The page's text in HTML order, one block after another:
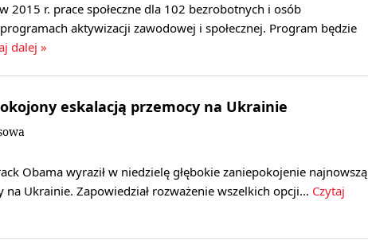
2015 r. prace społeczne dla 102 bezrobotnych i osób
aktywizacji zawodowej i społecznej. Program będzie
dalej »
eskalacją przemocy na Ukrainie
Obama wyraził w niedzielę głębokie zaniepokojenie najnowszą
na Ukrainie. Zapowiedział rozważenie wszelkich opcji… Czytaj